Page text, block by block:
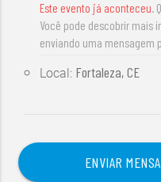
Este evento já aconteceu.
Você pode descobrir mais
enviando uma mensagem
Local: Fortaleza, CE
ENVIAR